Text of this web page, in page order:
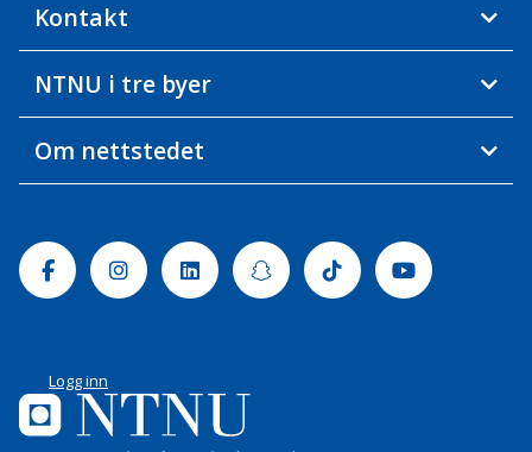
Kontakt
NTNU i tre byer
Om nettstedet
FacebookInstagramLinkedinSnapchatTiktok Youtube
Logg inn